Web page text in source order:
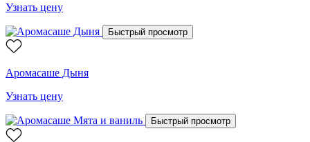
Узнать цену
Быстрый просмотр
Аромасаше Дыня
Узнать цену
Быстрый просмотр